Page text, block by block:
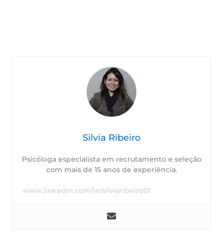
Silvia Ribeiro
Psicóloga especialista em recrutamento e seleção
com mais de 15 anos de experiência.
www.linkedin.com/in/silviaribeiro01